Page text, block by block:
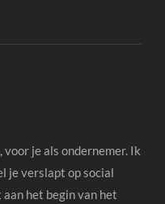
voor je als ondernemer. Ik
je verslapt op social
het begin van het